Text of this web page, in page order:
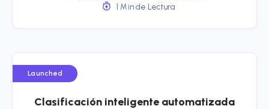
1 Min de Lectura
Launched
Clasificación inteligente automatizada